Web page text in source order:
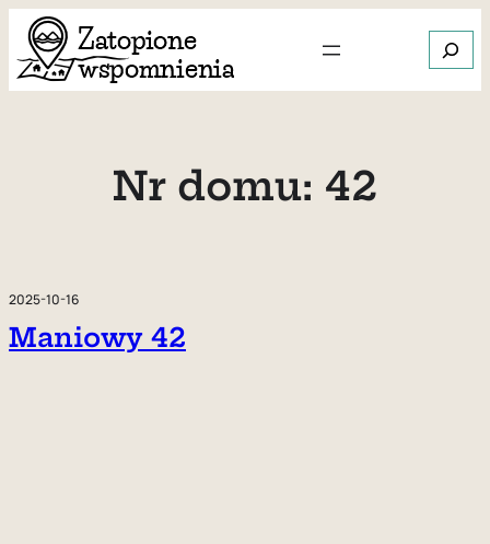
Przejdź
do
treści
Szukaj
Nr domu: 42
2025-10-16
Maniowy 42